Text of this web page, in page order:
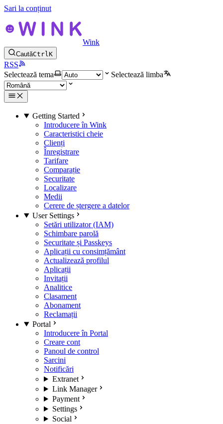
Sari la conținut
Wink
CautăCtrlK
RSS
Selectează tema
Selectează limba
Getting Started
Introducere în Wink
Caracteristici cheie
Clienți
Înregistrare
Tarifare
Comparație
Securitate
Localizare
Medii
Cerere de ștergere a datelor
User Settings
Setări utilizator (IAM)
Schimbare parolă
Securitate și Passkeys
Aplicații cu consimțământ
Actualizează profilul
Aplicații
Invitații
Analitice
Clasament
Abonament
Reclamații
Portal
Introducere în Portal
Creare cont
Panoul de control
Sarcini
Notificări
Extranet
Link Manager
Payment
Settings
Social